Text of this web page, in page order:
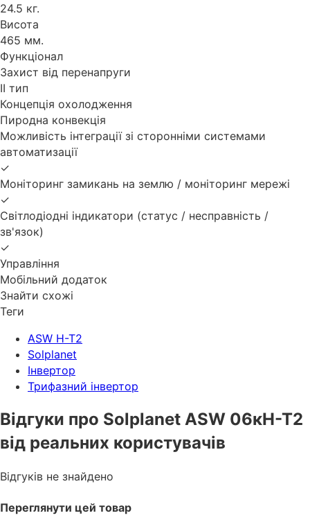
24.5 кг.
Висота
465 мм.
Функціонал
Захист від перенапруги
II тип
Концепція охолодження
Пиродна конвекція
Можливість інтеграції зі сторонніми системами
автоматизації
✓
Моніторинг замикань на землю / моніторинг мережі
✓
Світлодіодні індикатори (статус / несправність /
зв'язок)
✓
Управління
Мобільний додаток
Знайти схожі
Теги
ASW Н-Т2
Solplanet
Інвертор
Трифазний інвертор
Відгуки про Solplanet ASW 06кН-Т2
від реальних користувачів
Відгуків не знайдено
Переглянути цей товар